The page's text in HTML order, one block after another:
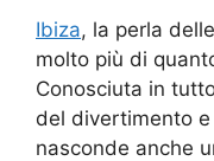
Ibiza, la perla
molto più di
Conosciuta in
del divertimento
nasconde anche